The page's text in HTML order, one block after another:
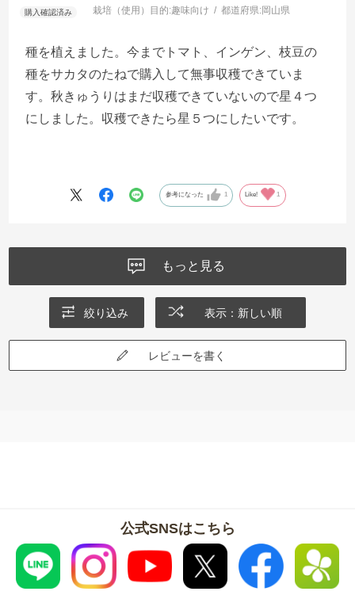
栽培（使用）目的:趣味向け 都道府県:岡山県
種を植えました。今までトマト、インゲン、枝豆の
種をサカタのたねで購入して無事収穫できていま
す。秋きゅうりはまだ収穫できていないので星４つ
にしました。収穫できたら星５つにしたいです。
参考になった 1 Like! 1
もっと見る
絞り込み 表示：新しい順
レビューを書く
公式SNSはこちら